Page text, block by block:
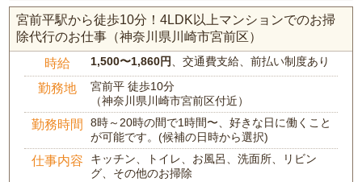
宮前平駅から徒歩10分！4LDK以上マンションでのお掃
除代行のお仕事（神奈川県川崎市宮前区）
時給 1,500〜1,860円 、交通費支給、前払い制度あり
勤務地
宮前平 徒歩10分
（神奈川県川崎市宮前区付近）
勤務時間
8時～20時の間で1時間〜、好きな日に働くこと
が可能です。(候補の日時から選択)
仕事内容
キッチン、トイレ、お風呂、洗面所、リビン
グ、その他のお掃除